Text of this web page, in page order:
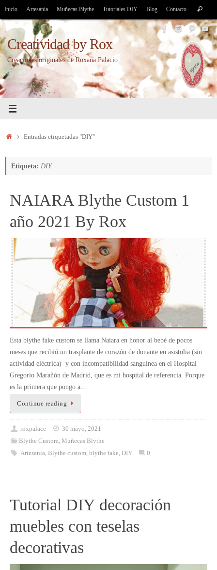
Saltar
contenido
Inicio Artesanía Muñecas Blythe Tutoriales DIY Blog Contacto Buscar
Creatividad by Rox
Creaciones originales de Roxana Palacio
InicioEntradas etiquetadas "DIY"
Etiqueta: DIY
NAIARA Blythe Custom 1
año 2021 By Rox
Esta blythe fake custom se llama Naiara en honor al bebé de pocos
meses que recibió un trasplante de corazón de donante en asistolia (sin
actividad eléctrica) y con incompatibilidad sanguínea en el Hospital
Gregorio Marañón de Madrid, que es mi hospital de referencia. Porque
es la primera que pongo a…
Continue reading
roxpalace
30 mayo, 2021
Blythe Custom Muñecas Blythe
Artesanía Blythe custom blythe fake DIY 0
Tutorial DIY decoración
muebles con teselas
decorativas